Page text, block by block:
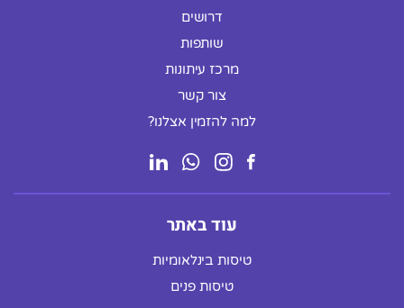
דרושים
שותפות
מרכז עיתונות
צור קשר
למה להזמין אצלנו?
עוד באתר
טיסות בינלאומיות
טיסות פנים